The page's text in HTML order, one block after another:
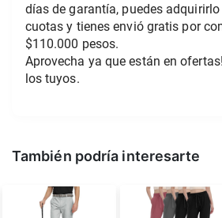
días de garantía, puedes
cuotas y tienes envió gratis por
$110.000 pesos.
Aprovecha ya que están en
los tuyos.
También podría interesarte